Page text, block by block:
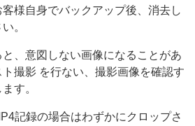
様自身でバックアップ後、消去し
。
、意図しない画像になることがあ
撮影 を行ない、撮影画像を確認す
す。
記録の場合はわずかにクロップさ